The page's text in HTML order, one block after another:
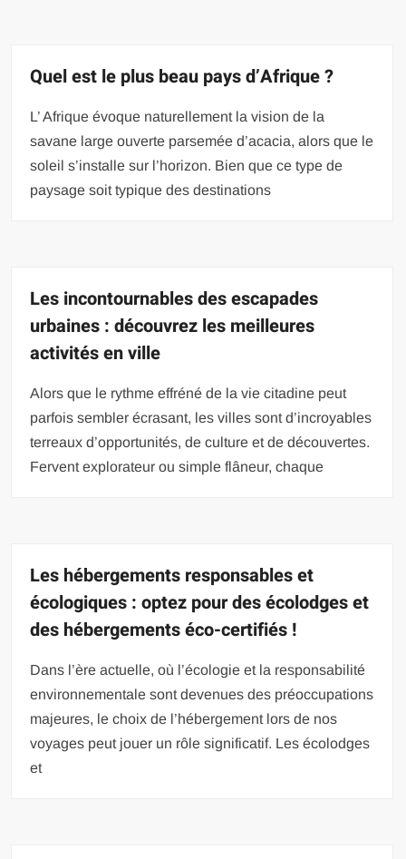
Quel est le plus beau pays d’Afrique ?
L’ Afrique évoque naturellement la vision de la
savane large ouverte parsemée d’acacia, alors que le
soleil s’installe sur l’horizon. Bien que ce type de
paysage soit typique des destinations
Les incontournables des escapades
urbaines : découvrez les meilleures
activités en ville
Alors que le rythme effréné de la vie citadine peut
parfois sembler écrasant, les villes sont d’incroyables
terreaux d’opportunités, de culture et de découvertes.
Fervent explorateur ou simple flâneur, chaque
Les hébergements responsables et
écologiques : optez pour des écolodges et
des hébergements éco-certifiés !
Dans l’ère actuelle, où l’écologie et la responsabilité
environnementale sont devenues des préoccupations
majeures, le choix de l’hébergement lors de nos
voyages peut jouer un rôle significatif. Les écolodges
et